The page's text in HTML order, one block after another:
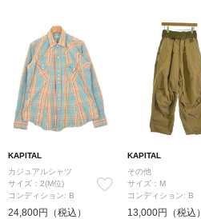
KAPITAL
カジュアルシャツ
サイズ：2(M位)
コンディション: B
24,800円（税込）
KAPITAL
その他
サイズ：M
コンディション: B
13,000円（税込）